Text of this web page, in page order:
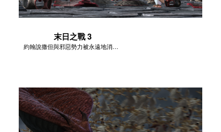
末日之戰 3
約翰說撒但與邪惡勢力被永遠地消滅了。